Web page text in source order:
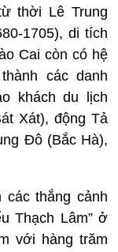
thời Lê Trung
1705), di tích
Cai còn có hệ
các danh
khách du lịch
Xát), động Tả
Đô (Bắc Hà),
các thắng cảnh
Thạch Lâm” ở
với hàng trăm